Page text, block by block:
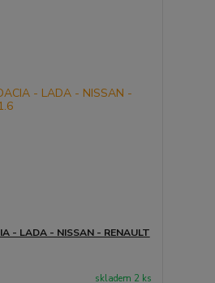
- LADA - NISSAN - RENAULT
skladem 2 ks